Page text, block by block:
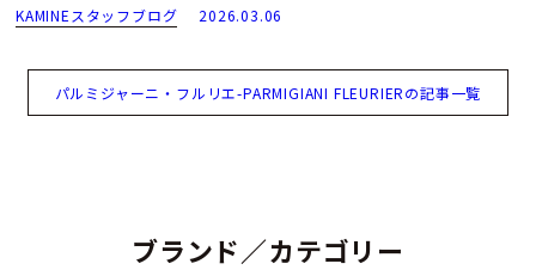
KAMINEスタッフブログ 2026.03.06
パルミジャーニ・フルリエ-PARMIGIANI FLEURIERの記事一覧
ブランド／カテゴリー